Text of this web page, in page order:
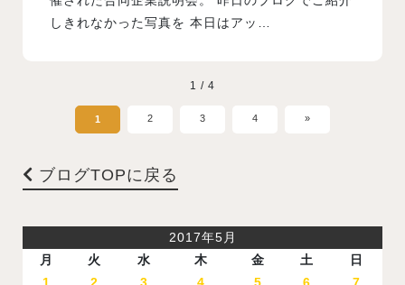
しきれなかった写真を 本日はアッ…
1 / 4
1 2 3 4 »
ブログTOPに戻る
2017年5月
月
火 水 木 金 土
日